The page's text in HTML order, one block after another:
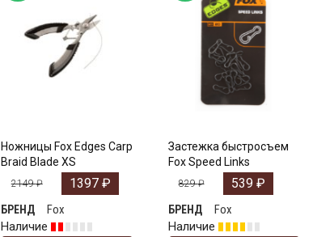
Ножницы Fox Edges Carp
Braid Blade XS
2149₽ 1397 ₽
БРЕНД
Fox
Наличие
Застежка быстросъем
Fox Speed Links
829₽ 539 ₽
БРЕНД
Fox
Наличие